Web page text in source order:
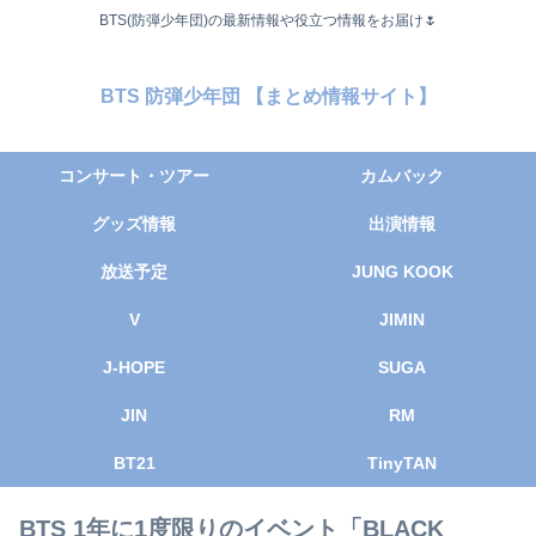
BTS(防弾少年団)の最新情報や役立つ情報をお届け🌷
BTS 防弾少年団 【まとめ情報サイト】
コンサート・ツアー カムバック
グッズ情報 出演情報
放送予定 JUNG KOOK
V JIMIN
J-HOPE SUGA
JIN RM
BT21 TinyTAN
BTS 1年に1度限りのイベント「BLACK